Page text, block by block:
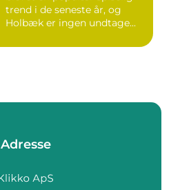
trend i de seneste år, og
Holbæk er ingen undtage...
Adresse